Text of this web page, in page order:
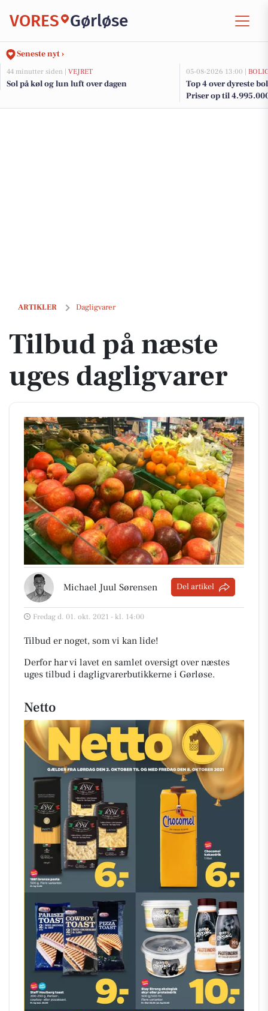
VORES Gørløse
Seneste nyt ›
44 minutter siden | VEJRET
Sol på køl og lun luft over dagen
05-08-2026 13:00 |
Top 4 over dyreste
Priser op til
ARTIKLER Dagligvarer
Tilbud på næste uges dagligvarer
Tilbud på næste
uges dagligvarer
Michael Juul Sørensen Del artikel
Fredag d. 01. okt. 2021 - kl. 14:00
Tilbud er noget, som vi kan lide!
Derfor har vi lavet en samlet oversigt over næstes
uges tilbud i dagligvarerbutikkerne i Gørløse.
Netto